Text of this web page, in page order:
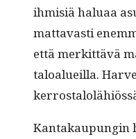
ihmisiä halu­aa
mat­tavasti
että merkit­tävä
taloalueil­la.
Kan­takaupun­gin